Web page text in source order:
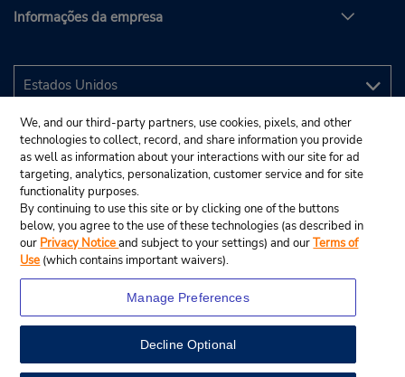
Informações da empresa
© 2025 Budget Rent A Car System, Inc.
We, and our third-party partners, use cookies, pixels, and other
technologies to collect, record, and share information you provide
as well as information about your interactions with our site for ad
targeting, analytics, personalization, customer service and for site
functionality purposes.
By continuing to use this site or by clicking one of the buttons
below, you agree to the use of these technologies (as described in
our Privacy Noticeand subject to your settings) and ourTerms of
Use (which contains important waivers).
Manage Preferences
Decline Optional